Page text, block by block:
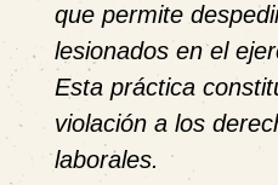
que permite
lesionados en el
Esta práctica
violación a los
laborales.